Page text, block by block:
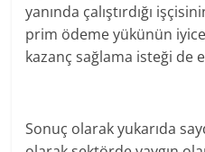
yanında çalıştırdığı
prim ödeme yükünün
kazanç sağlama isteği de
Sonuç olarak yukarıda